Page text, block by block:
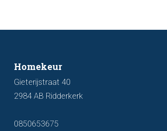
Homekeur
Gieterijstraat 40
2984 AB Ridderkerk
0850653675